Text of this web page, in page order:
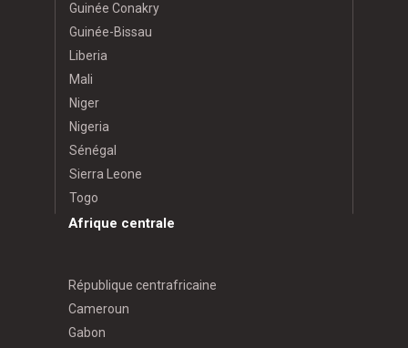
Guinée Conakry
Guinée-Bissau
Liberia
Mali
Niger
Nigeria
Sénégal
Sierra Leone
Togo
Afrique centrale
République centrafricaine
Cameroun
Gabon